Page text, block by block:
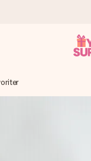
ge den i precis